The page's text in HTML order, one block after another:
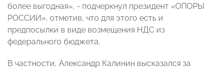
более выгодная», - подчеркнул президент «ОПОРЫ
РОССИИ», отметив, что для этого есть и
предпосылки в виде возмещения НДС из
федерального бюджета.
В частности, Александр Калинин высказался за